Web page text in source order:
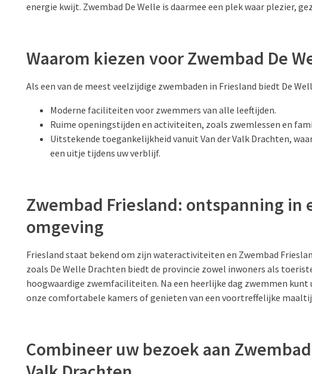
energie kwijt. Zwembad De Welle is daarmee een plek waar plezier,
Waarom kiezen voor Zwembad De
Als een van de meest veelzijdige zwembaden in Friesland biedt De
Moderne faciliteiten voor zwemmers van alle leeftijden.
Ruime openingstijden en activiteiten, zoals zwemlessen en
Uitstekende toegankelijkheid vanuit Van der Valk Drachten,
een uitje tijdens uw verblijf.
Zwembad Friesland: ontspanning in
omgeving
Friesland staat bekend om zijn wateractiviteiten en Zwembad
zoals De Welle Drachten biedt de provincie zowel inwoners als
hoogwaardige zwemfaciliteiten. Na een heerlijke dag zwemmen kunt
onze comfortabele kamers of genieten van een voortreffelijke
Combineer uw bezoek aan